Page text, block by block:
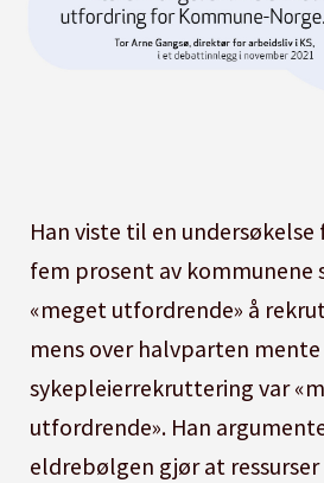
Derfor mener de
som den skal, hvor det
som får mest av privat og
hvor utviklingen over tid
KS peker på at lærerne
høyest lønnede i
oppgjørene gis som
størst lønnsøkning i kroner
Utdanningsforbundet mener
skal være, siden lærere er en
utdanning, og at det derfor
forklare dårlig lønnsutvikling.
Han viste til en undersøkelse
fem prosent av kommunene
«meget utfordrende» å
mens over halvparten mente
sykepleierrekruttering var
utfordrende». Han
eldrebølgen gjør at ressurser